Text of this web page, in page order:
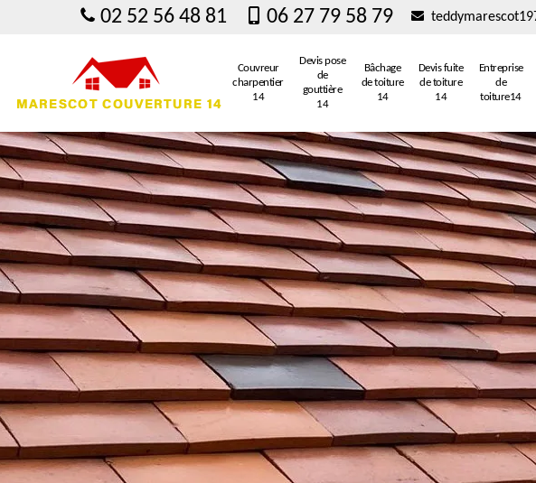
02 52 56 48 81 06 27 79 58 79
Couvreur
charpentier
14
Devis pose
de
gouttière
14
Bâchage
de toiture
14
Devis fuite
de toiture
14
Entreprise
de
toiture14